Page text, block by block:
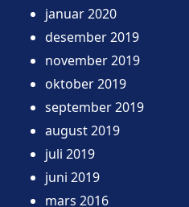
januar 2020
desember 2019
november 2019
oktober 2019
september 2019
august 2019
juli 2019
juni 2019
mars 2016